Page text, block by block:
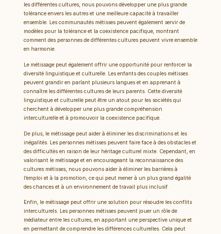
les différentes cultures, nous pouvons développer une plus grande
tolérance envers les autres et une meilleure capacité à travailler
ensemble. Les communautés métisses peuvent également servir de
modèles pour la tolérance et la coexistence pacifique, montrant
comment des personnes de différentes cultures peuvent vivre ensemble
en harmonie.
Le métissage peut également offrir une opportunité pour renforcer la
diversité linguistique et culturelle. Les enfants des couples métisses
peuvent grandir en parlant plusieurs langues et en apprenant à
connaître les différentes cultures de leurs parents. Cette diversité
linguistique et culturelle peut être un atout pour les sociétés qui
cherchent à développer une plus grande compréhension
interculturelle et à promouvoir la coexistence pacifique.
De plus, le métissage peut aider à éliminer les discriminations et les
inégalités. Les personnes métisses peuvent faire face à des obstacles et
des difficultés en raison de leur héritage culturel mixte. Cependant, en
valorisant le métissage et en encourageant la reconnaissance des
cultures métisses, nous pouvons aider à éliminer les barrières à
l’emploi et à la promotion, ce qui peut mener à un plus grand égalité
des chances et à un environnement de travail plus inclusif.
Enfin, le métissage peut offrir une solution pour résoudre les conflits
interculturels. Les personnes métisses peuvent jouer un rôle de
médiateur entre les cultures, en apportant une perspective unique et
en permettant de comprendre les différences culturelles. Cela peut